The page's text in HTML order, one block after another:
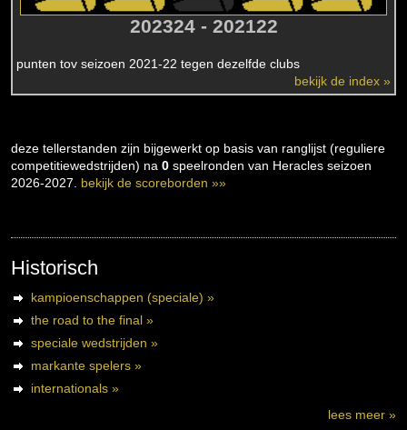
202324 - 202122
punten tov seizoen 2021-22 tegen dezelfde clubs
bekijk de index »
deze tellerstanden zijn bijgewerkt op basis van ranglijst (reguliere
competitiewedstrijden) na 0 speelronden van Heracles seizoen
2026-2027. bekijk de scoreborden »»
Historisch
kampioenschappen (speciale) »
the road to the final »
speciale wedstrijden »
markante spelers »
internationals »
lees meer »